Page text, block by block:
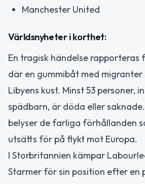
Manchester United
Världsnyheter i korthet:
En tragisk händelse rapporteras
där en gummibåt med
Libyens kust. Minst 53 personer,
spädbarn, är döda eller
belyser de farliga förhållanden
utsätts för på flykt mot Europa.
I Storbritannien kämpar
Starmer för sin position efter en